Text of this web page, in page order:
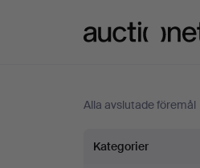
Alla avslutade föremål
Modern
Kategorier